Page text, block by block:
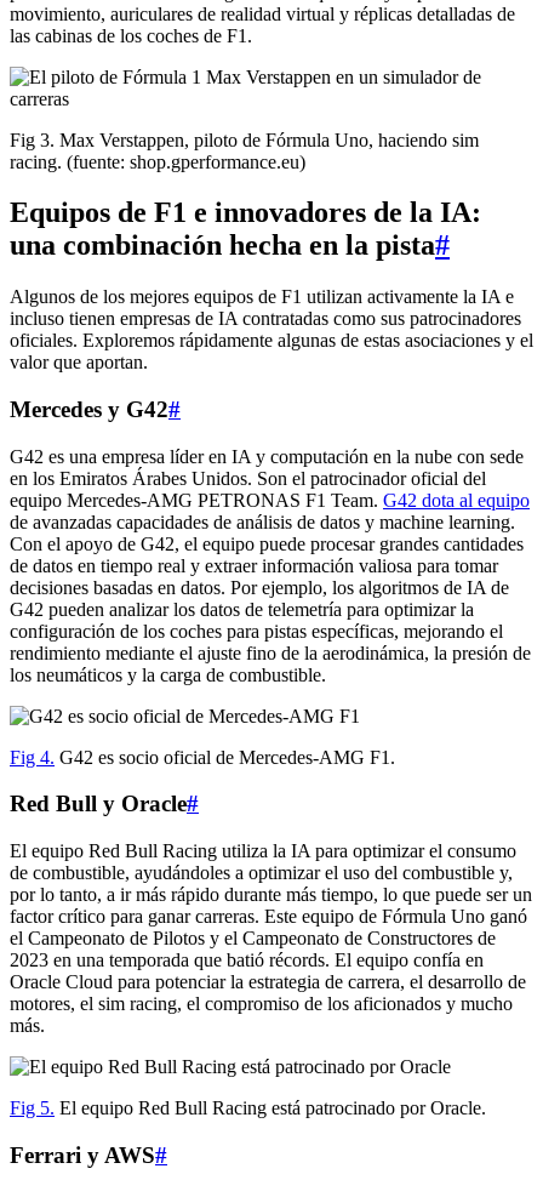
movimiento, auriculares de realidad virtual y réplicas detalladas de
las cabinas de los coches de F1.
Fig 3. Max Verstappen, piloto de Fórmula Uno, haciendo sim
racing. (fuente: shop.gperformance.eu)
Equipos de F1 e innovadores de la IA:
una combinación hecha en la pista#
Algunos de los mejores equipos de F1 utilizan activamente la IA e
incluso tienen empresas de IA contratadas como sus patrocinadores
oficiales. Exploremos rápidamente algunas de estas asociaciones y el
valor que aportan.
Mercedes y G42#
G42 es una empresa líder en IA y computación en la nube con sede
en los Emiratos Árabes Unidos. Son el patrocinador oficial del
equipo Mercedes-AMG PETRONAS F1 Team. G42 dota al equipo
de avanzadas capacidades de análisis de datos y machine learning.
Con el apoyo de G42, el equipo puede procesar grandes cantidades
de datos en tiempo real y extraer información valiosa para tomar
decisiones basadas en datos. Por ejemplo, los algoritmos de IA de
G42 pueden analizar los datos de telemetría para optimizar la
configuración de los coches para pistas específicas, mejorando el
rendimiento mediante el ajuste fino de la aerodinámica, la presión de
los neumáticos y la carga de combustible.
Fig 4. G42 es socio oficial de Mercedes-AMG F1.
Red Bull y Oracle#
El equipo Red Bull Racing utiliza la IA para optimizar el consumo
de combustible, ayudándoles a optimizar el uso del combustible y,
por lo tanto, a ir más rápido durante más tiempo, lo que puede ser un
factor crítico para ganar carreras. Este equipo de Fórmula Uno ganó
el Campeonato de Pilotos y el Campeonato de Constructores de
2023 en una temporada que batió récords. El equipo confía en
Oracle Cloud para potenciar la estrategia de carrera, el desarrollo de
motores, el sim racing, el compromiso de los aficionados y mucho
más.
Fig 5. El equipo Red Bull Racing está patrocinado por Oracle.
Ferrari y AWS#